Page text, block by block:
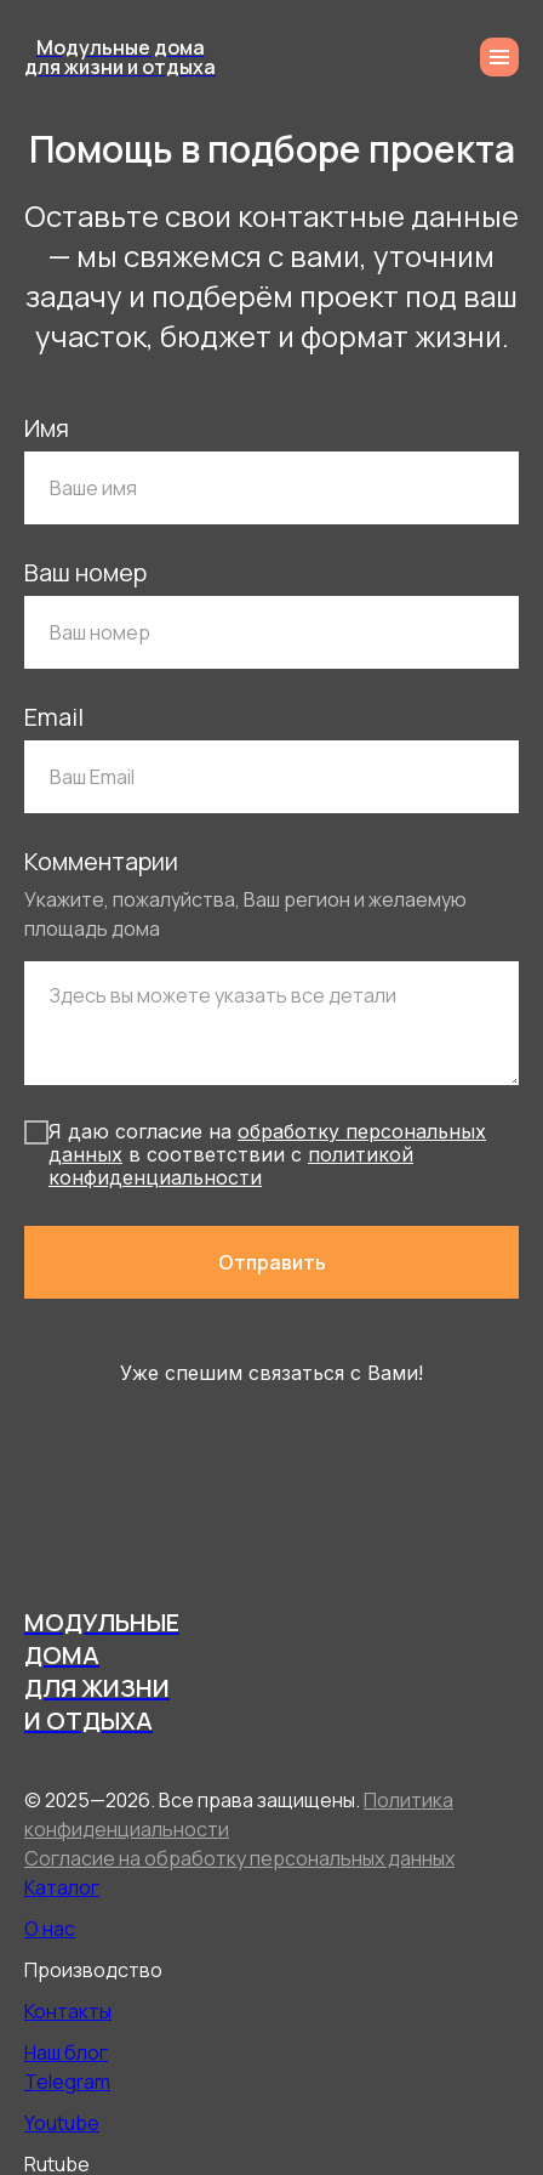
Модульные дома
для жизни и отдыха
Помощь в подборе проекта
Оставьте свои контактные данные
— мы свяжемся с вами, уточним
задачу и подберём проект под ваш
участок, бюджет и формат жизни.
Имя
Ваш номер
Email
Комментарии
Укажите, пожалуйства, Ваш регион и желаемую
площадь дома
Я даю согласие на обработку персональных
данных в соответствии с политикой
конфиденциальности
Отправить
Уже спешим связаться с Вами!
МОДУЛЬНЫЕ
ДОМА
ДЛЯ ЖИЗНИ
И ОТДЫХА
© 2025—2026. Все права защищены. Политика
конфиденциальности
Согласие на обработку персональных данных
Каталог
О нас
Производство
Контакты
Наш блог
Telegram
Youtube
Rutube